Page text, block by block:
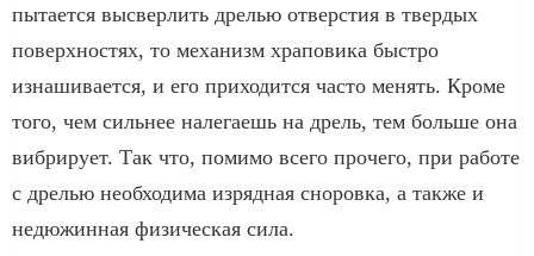
пытается высверлить дрелью отверстия в твердых
поверхностях, то механизм храповика быстро
изнашивается, и его приходится часто менять. Кроме
того, чем сильнее налегаешь на дрель, тем больше она
вибрирует. Так что, помимо всего прочего, при работе
с дрелью необходима изрядная сноровка, а также и
недюжинная физическая сила.